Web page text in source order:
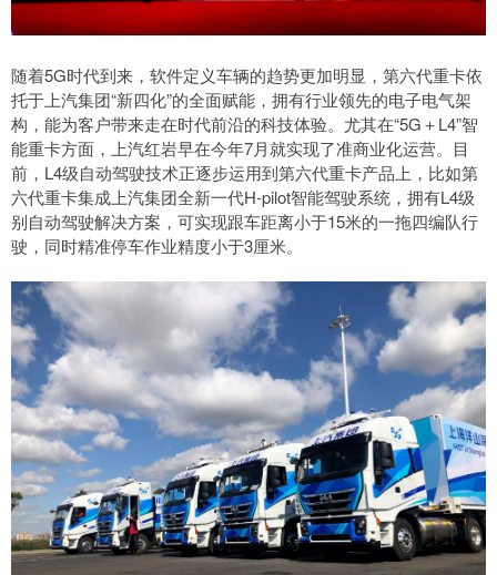
随着5G时代到来，软件定义车辆的趋势更加明显，第六代重卡依
托于上汽集团“新四化”的全面赋能，拥有行业领先的电子电气架
构，能为客户带来走在时代前沿的科技体验。尤其在“5G＋L4”智
能重卡方面，上汽红岩早在今年7月就实现了准商业化运营。目
前，L4级自动驾驶技术正逐步运用到第六代重卡产品上，比如第
六代重卡集成上汽集团全新一代H-pilot智能驾驶系统，拥有L4级
别自动驾驶解决方案，可实现跟车距离小于15米的一拖四编队行
驶，同时精准停车作业精度小于3厘米。